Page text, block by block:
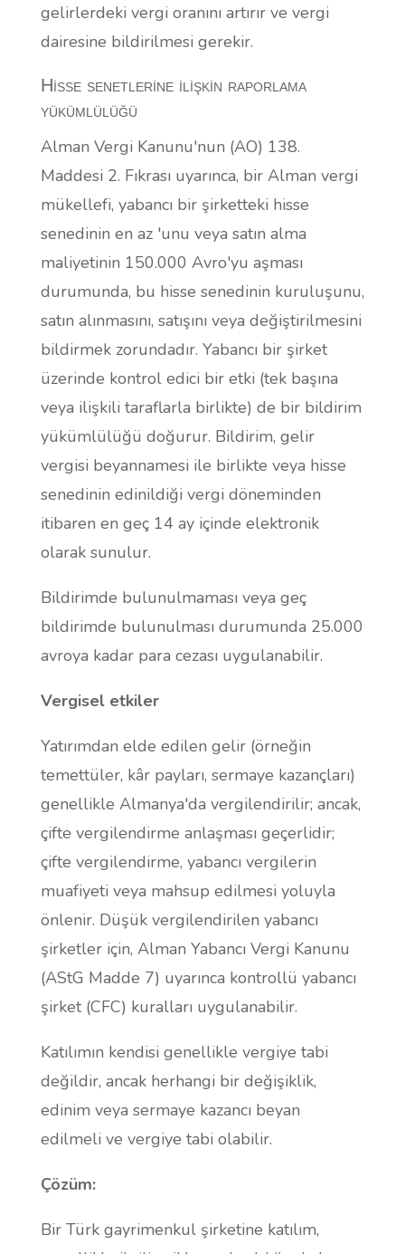
gelirlerdeki vergi oranını artırır ve vergi
dairesine bildirilmesi gerekir.
Hisse senetlerine ilişkin raporlama
yükümlülüğü
Alman Vergi Kanunu'nun (AO) 138.
Maddesi 2. Fıkrası uyarınca, bir Alman vergi
mükellefi, yabancı bir şirketteki hisse
senedinin en az 'unu veya satın alma
maliyetinin 150.000 Avro'yu aşması
durumunda, bu hisse senedinin kuruluşunu,
satın alınmasını, satışını veya değiştirilmesini
bildirmek zorundadır. Yabancı bir şirket
üzerinde kontrol edici bir etki (tek başına
veya ilişkili taraflarla birlikte) de bir bildirim
yükümlülüğü doğurur. Bildirim, gelir
vergisi beyannamesi ile birlikte veya hisse
senedinin edinildiği vergi döneminden
itibaren en geç 14 ay içinde elektronik
olarak sunulur.
Bildirimde bulunulmaması veya geç
bildirimde bulunulması durumunda 25.000
avroya kadar para cezası uygulanabilir.
Vergisel etkiler
Yatırımdan elde edilen gelir (örneğin
temettüler, kâr payları, sermaye kazançları)
genellikle Almanya'da vergilendirilir; ancak,
çifte vergilendirme anlaşması geçerlidir;
çifte vergilendirme, yabancı vergilerin
muafiyeti veya mahsup edilmesi yoluyla
önlenir. Düşük vergilendirilen yabancı
şirketler için, Alman Yabancı Vergi Kanunu
(AStG Madde 7) uyarınca kontrollü yabancı
şirket (CFC) kuralları uygulanabilir.
Katılımın kendisi genellikle vergiye tabi
değildir, ancak herhangi bir değişiklik,
edinim veya sermaye kazancı beyan
edilmeli ve vergiye tabi olabilir.
Çözüm:
Bir Türk gayrimenkul şirketine katılım,